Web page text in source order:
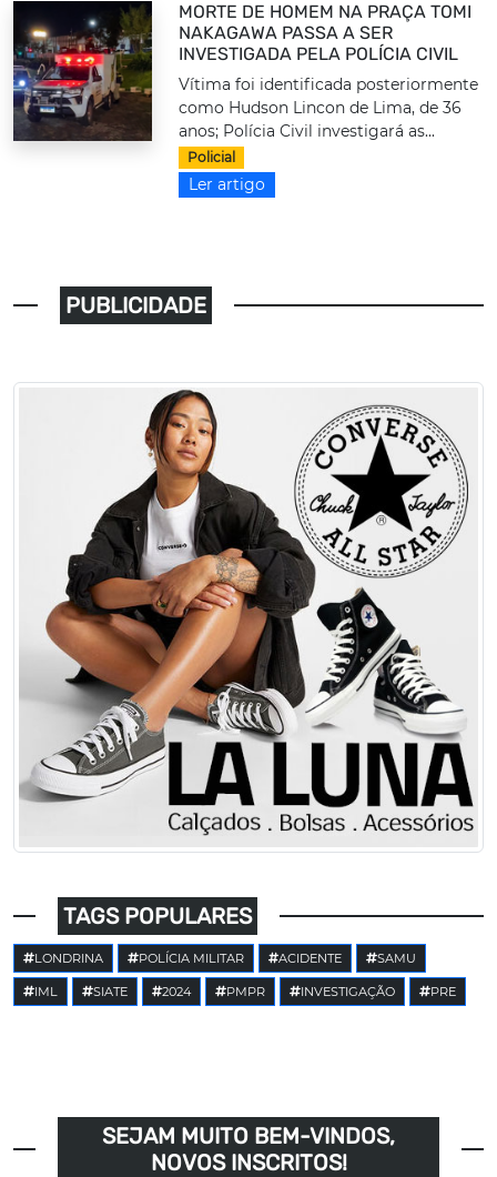
MORTE DE HOMEM NA PRAÇA TOMI
NAKAGAWA PASSA A SER
INVESTIGADA PELA POLÍCIA CIVIL
Vítima foi identificada posteriormente
como Hudson Lincon de Lima, de 36
anos; Polícia Civil investigará as...
Policial
Ler artigo
PUBLICIDADE
TAGS POPULARES
LONDRINA POLÍCIA MILITAR ACIDENTE SAMU
IML SIATE 2024 PMPR INVESTIGAÇÃO PRE
SEJAM MUITO BEM-VINDOS,
NOVOS INSCRITOS!